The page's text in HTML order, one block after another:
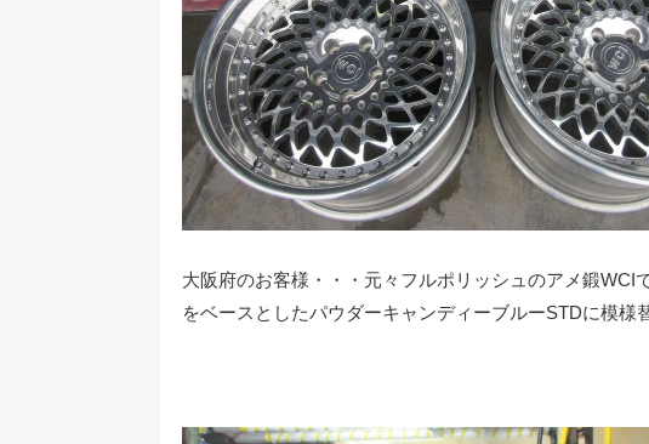
大阪府のお客様・・・元々フルポリッシュのアメ鍛WCI
をベースとしたパウダーキャンディーブルーSTDに模様